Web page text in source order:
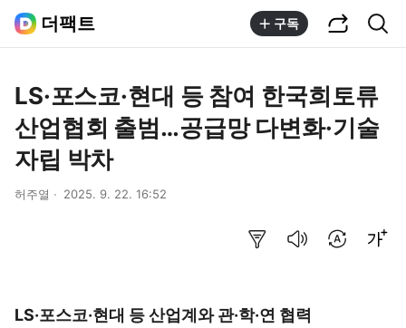
더팩트 구독
LS·포스코·현대 등 참여 한국희토류
산업협회 출범…공급망 다변화·기술
자립 박차
허주열 2025. 9. 22. 16:52
LS·포스코·현대 등 산업계와 관·학·연 협력